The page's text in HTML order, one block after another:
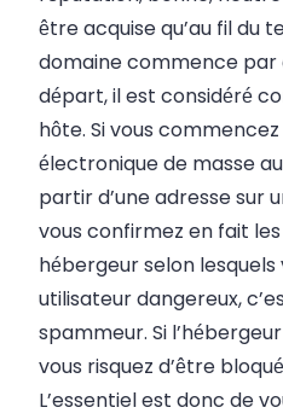
être acquise qu’au fil du
domaine commence par
départ, il est considéré
hôte. Si vous
électronique de masse
partir d’une adresse sur
vous confirmez en fait
hébergeur selon
utilisateur dangereux,
spammeur. Si
vous risquez d’être
L’essentiel est donc de